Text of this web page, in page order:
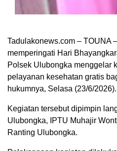
Tadulakonews.com – TOUNA
memperingati Hari
Polsek Ulubongka menggelar
pelayanan kesehatan gratis
hukumnya, Selasa (23/6/2026).
Kegiatan tersebut dipimpin
Ulubongka, IPTU Muhajir
Ranting Ulubongka.